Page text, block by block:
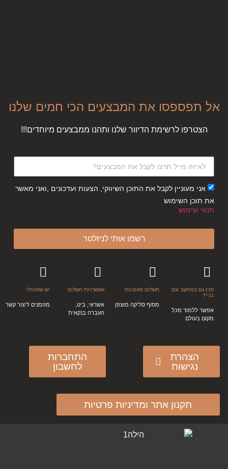
אל תפספסו את המבצעים הכי חמים שלנו
הצטרפו לרשימת הדיוור שלנו ותהנו ממבצעים מיוחדים!!!
אני מעוניין לקבל את התוכן השיווקי, הצעות ועדכונים ,ואני מאשר
את תוכן השימוש
תנאי שימוש
רשמו אותי לניזלטר
זמין גם במחשב וגם
בנייד
אפשר ללמוד מכל
מקום בעולם
תשלום מאובטח
מסוף סליקה מוצפן
אפשרויות תשלום
אשראי, ביט,
העברה בנקאית
יש שאלות?
מוזמנים ליצור קשר
הצהרת
נגישות
התחברות
לחשבון
תקנון אתר ומדיניות פרטיות